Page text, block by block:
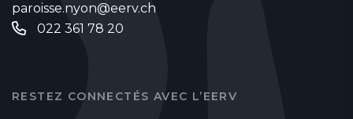
paroisse.nyon@eerv.ch
022 361 78 20
RESTEZ CONNECTÉS AVEC L’EERV